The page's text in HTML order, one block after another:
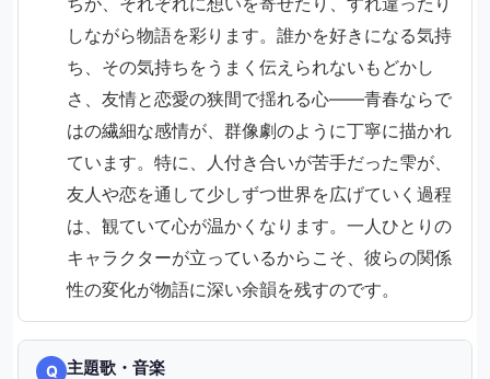
しながら物語を彩ります。誰かを好きになる気持
ち、その気持ちをうまく伝えられないもどかし
さ、友情と恋愛の狭間で揺れる心——青春ならで
はの繊細な感情が、群像劇のように丁寧に描かれ
ています。特に、人付き合いが苦手だった雫が、
友人や恋を通して少しずつ世界を広げていく過程
は、観ていて心が温かくなります。一人ひとりの
キャラクターが立っているからこそ、彼らの関係
性の変化が物語に深い余韻を残すのです。
Q 主題歌・音楽